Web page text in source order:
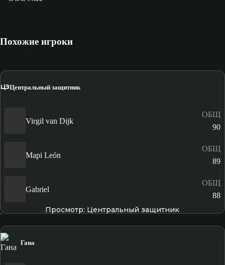
Похожие игроки
ЦЗЦентральный защитник
Virgil van Dijk
ОБЩ
90
Mapi León
ОБЩ
89
Gabriel
ОБЩ
88
Просмотр: Центральный защитник
Гана